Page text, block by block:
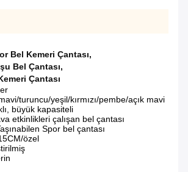
Bel Kemeri Çantası,
Bel Çantası,
Çantası
turuncu/yeşil/kırmızı/pembe/açık mavi
büyük kapasiteli
etkinlikleri çalışan bel çantası
Spor bel çantası
özel